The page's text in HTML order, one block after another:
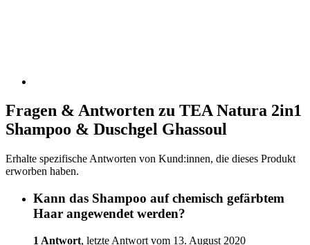
Fragen & Antworten zu TEA Natura 2in1
Shampoo & Duschgel Ghassoul
Erhalte spezifische Antworten von Kund:innen, die dieses Produkt
erworben haben.
Kann das Shampoo auf chemisch gefärbtem
Haar angewendet werden?
1 Antwort, letzte Antwort vom 13. August 2020